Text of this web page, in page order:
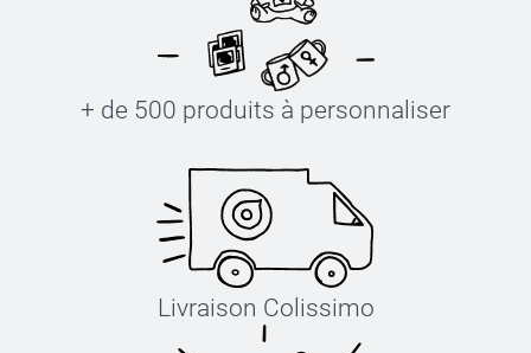
+ de 500 produits à personnaliser
Livraison Colissimo